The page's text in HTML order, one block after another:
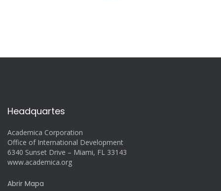
Headquartes
Academica Corporation
Office of International Development
6340 Sunset Drive – Miami, FL 33143
www.academica.org
Abrir Mapa